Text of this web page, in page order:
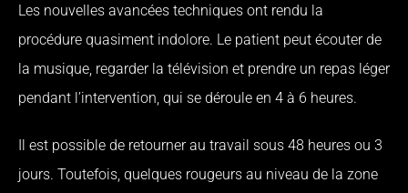
Les nouvelles avancées techniques ont rendu la
procédure quasiment indolore. Le patient peut écouter de
la musique, regarder la télévision et prendre un repas léger
pendant l’intervention, qui se déroule en 4 à 6 heures.
Il est possible de retourner au travail sous 48 heures ou 3
jours. Toutefois, quelques rougeurs au niveau de la zone